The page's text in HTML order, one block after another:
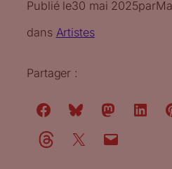
Publié le30 mai 2025par
dans Artistes
Partager :